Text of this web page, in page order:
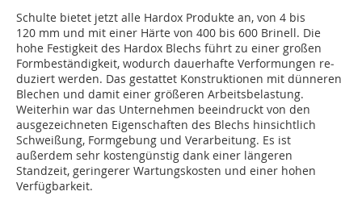
Schulte bietet jetzt alle Hardox Pro­dukte an, von 4 bis
120 mm und mit einer Härte von 400 bis 600 Brinell. Die
hohe Festigkeit des Hardox Blechs führt zu einer großen
Formbeständig­keit, wodurch dauerhafte Verformun­gen re­
duziert werden. Das gestattet Konstruk­tionen mit dünneren
Blechen und damit einer größeren Arbeits­belastung.
Weiterhin war das Unter­nehmen beeindruckt von den
ausgezeichneten Eigen­schaften des Blechs hinsichtlich
Schweißung, Formgebung und Verar­beitung. Es ist
außerdem sehr kostengünstig dank einer längeren
Standzeit, geringerer Wartungskosten und einer hohen
Verfügbarkeit.